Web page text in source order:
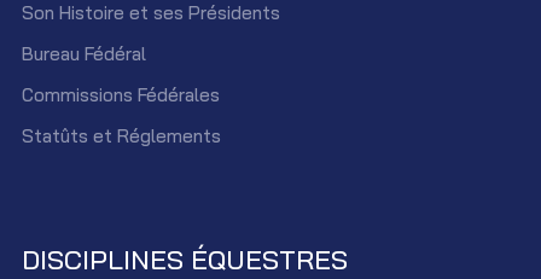
Son Histoire et ses Présidents
Bureau Fédéral
Commissions Fédérales
Statûts et Réglements
DISCIPLINES ÉQUESTRES